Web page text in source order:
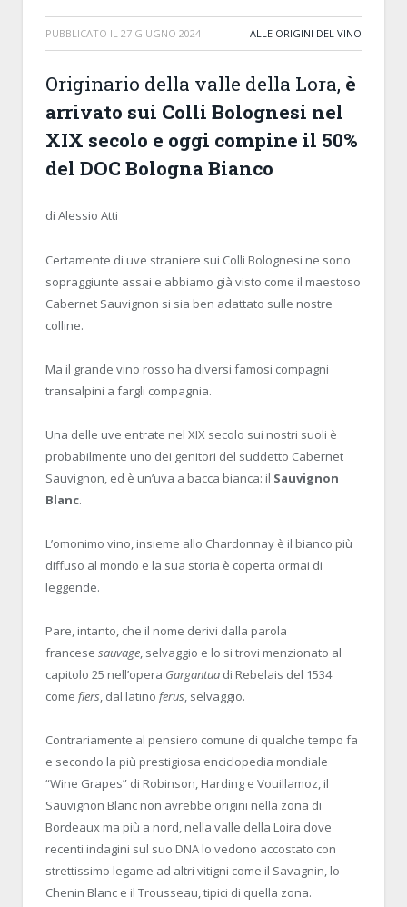
PUBBLICATO IL 27 GIUGNO 2024 ALLE ORIGINI DEL VINO
Originario della valle della Lora, è
arrivato sui Colli Bolognesi nel
XIX secolo e oggi compine il 50%
del DOC Bologna Bianco
di Alessio Atti
Certamente di uve straniere sui Colli Bolognesi ne sono
sopraggiunte assai e abbiamo già visto come il maestoso
Cabernet Sauvignon si sia ben adattato sulle nostre
colline.
Ma il grande vino rosso ha diversi famosi compagni
transalpini a fargli compagnia.
Una delle uve entrate nel XIX secolo sui nostri suoli è
probabilmente uno dei genitori del suddetto Cabernet
Sauvignon, ed è un’uva a bacca bianca: il Sauvignon
Blanc.
L’omonimo vino, insieme allo Chardonnay è il bianco più
diffuso al mondo e la sua storia è coperta ormai di
leggende.
Pare, intanto, che il nome derivi dalla parola
francese sauvage, selvaggio e lo si trovi menzionato al
capitolo 25 nell’opera Gargantua di Rebelais del 1534
come fiers, dal latino ferus, selvaggio.
Contrariamente al pensiero comune di qualche tempo fa
e secondo la più prestigiosa enciclopedia mondiale
“Wine Grapes” di Robinson, Harding e Vouillamoz, il
Sauvignon Blanc non avrebbe origini nella zona di
Bordeaux ma più a nord, nella valle della Loira dove
recenti indagini sul suo DNA lo vedono accostato con
strettissimo legame ad altri vitigni come il Savagnin, lo
Chenin Blanc e il Trousseau, tipici di quella zona.